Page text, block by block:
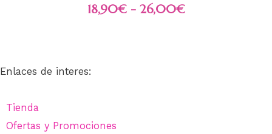
18,90€ - 26,00€
Enlaces de interes:
Tienda
Ofertas y Promociones